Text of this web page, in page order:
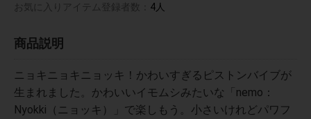
お気に入りアイテム登録者数： 4人
商品説明
ニョキニョキニョッキ！かわいすぎるピストンバイブが
生まれました。かわいいイモムシみたいな「nemo：
Nyokki（ニョッキ）」で楽しもう。小さいけれどパワフ